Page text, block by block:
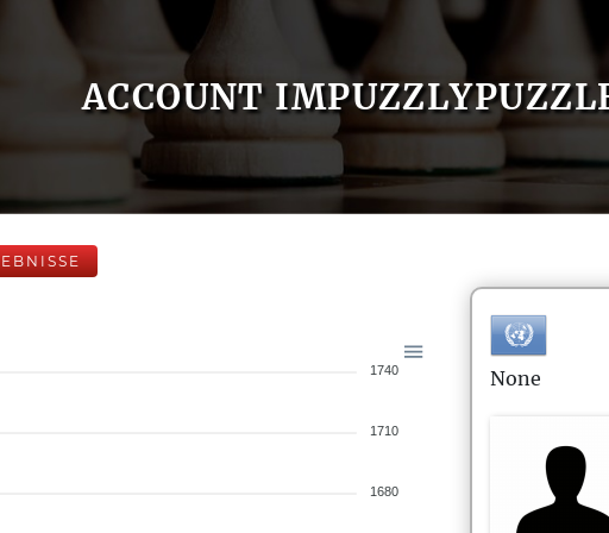
ACCOUNT
1740
1710
1680
None